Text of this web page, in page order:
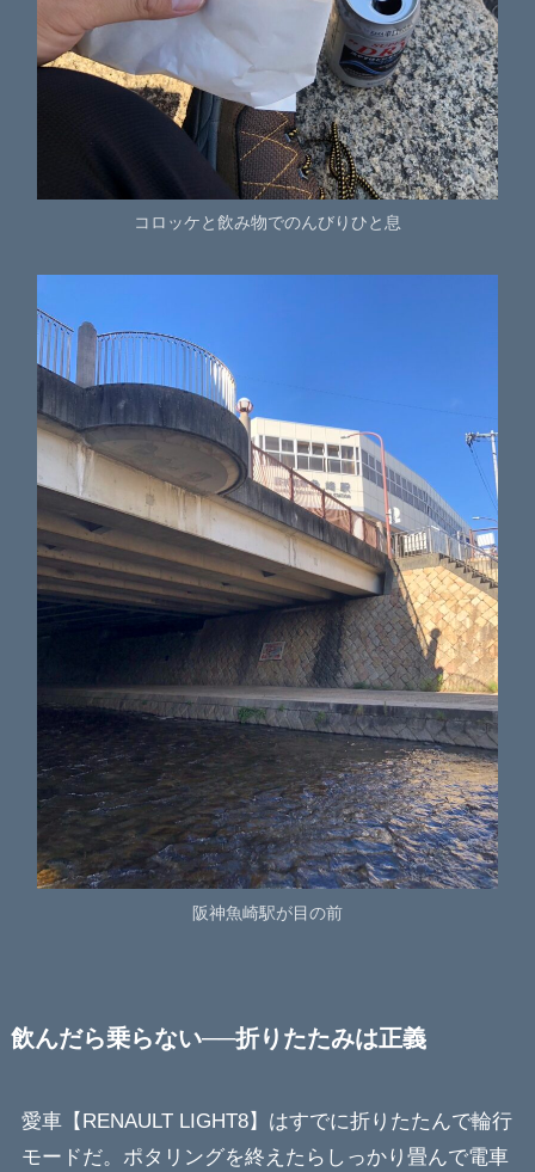
コロッケと飲み物でのんびりひと息
阪神魚崎駅が目の前
飲んだら乗らない──折りたたみは正義
愛車【RENAULT LIGHT8】はすでに折りたたんで輪行
モードだ。ポタリングを終えたらしっかり畳んで電車